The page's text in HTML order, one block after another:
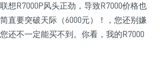
想R7000P风头正劲，导致R7000价格也
直要突破天际（6000元）！，您还别嫌
还不一定能买不到。你看，我的R7000